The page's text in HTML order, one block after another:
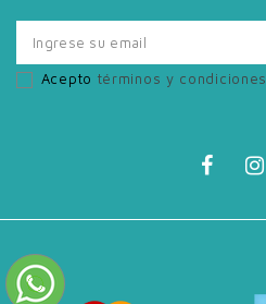
Acepto términos y condiciones